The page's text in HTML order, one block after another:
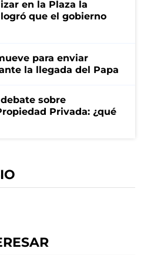
en la Plaza la
que el gobierno
para enviar
la llegada del Papa
sobre
Privada: ¿qué